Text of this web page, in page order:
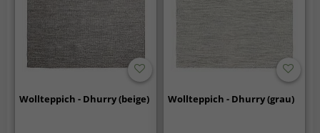
Wollteppich - Dhurry (beige) Wollteppich - Dhurry (grau)